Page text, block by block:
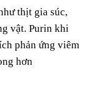
thịt gia súc,
vật. Purin khi
phản ứng viêm
hơn